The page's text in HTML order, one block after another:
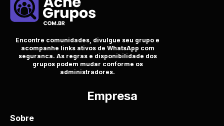
Encontre comunidades, divulgue seu grupo e
acompanhe links ativos de WhatsApp com
seguranca. As regras e disponibilidade dos
grupos podem mudar conforme os
administradores.
Empresa
Sobre